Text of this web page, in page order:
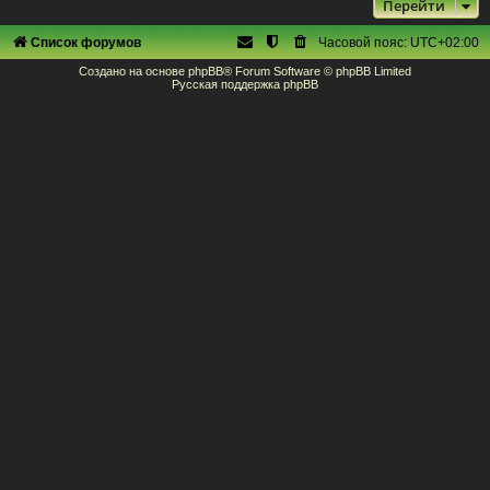
Перейти
Список форумов Часовой пояс:UTC+02:00
Создано на основе phpBB® Forum Software © phpBB Limited
Русская поддержка phpBB